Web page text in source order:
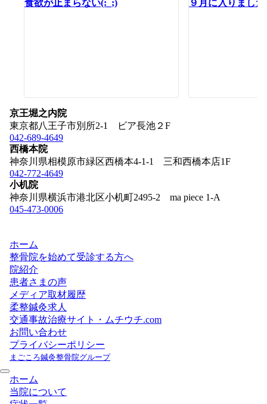
食欲が止まらない(:_;)
９月に入りまし
京王堀之内院
東京都八王子市別所2-1 ビア長池２F
042-689-4649
西橋本院
神奈川県相模原市緑区西橋本4-1-1 三和西橋本店1F
042-772-4649
小机院
神奈川県横浜市港北区小机町2495-2 ma piece 1-A
045-473-0006
ホーム
整骨院を始めて受診する方へ
院紹介
患者さまの声
メディア取材履歴
柔整鍼灸求人
交通事故治療サイト・ムチウチ.com
お問い合わせ
プライバシーポリシー
まごころ鍼灸整骨院グループ
ホーム
当院について